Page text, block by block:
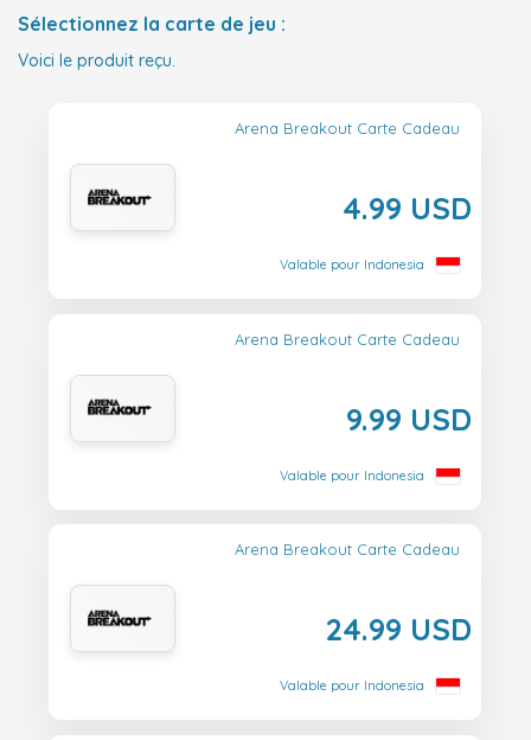
Sélectionnez la carte de jeu :
Voici le produit reçu.
Arena Breakout Carte Cadeau
4.99 USD
Valable pour Indonesia
Arena Breakout Carte Cadeau
9.99 USD
Valable pour Indonesia
Arena Breakout Carte Cadeau
24.99 USD
Valable pour Indonesia